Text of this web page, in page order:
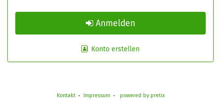
Anmelden
Konto erstellen
Kontakt Impressum powered by pretix